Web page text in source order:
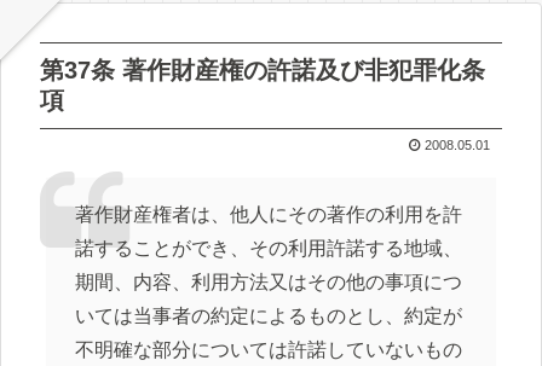
第37条 著作財産権の許諾及び非犯罪化条
項
2008.05.01
著作財産権者は、他人にその著作の利用を許
諾することができ、その利用許諾する地域、
期間、内容、利用方法又はその他の事項につ
いては当事者の約定によるものとし、約定が
不明確な部分については許諾していないもの